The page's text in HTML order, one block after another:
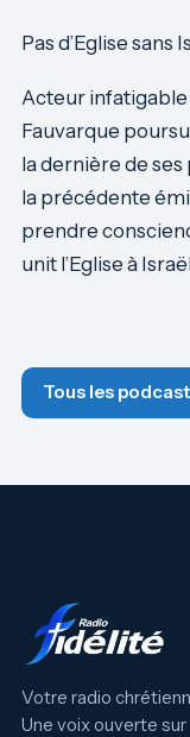
Pas d’Eglise sans
Acteur infatigable
Fauvarque
la dernière de
la précédente
prendre
unit l’Eglise à
Tous les
Votre radio
Une voix ouverte sur